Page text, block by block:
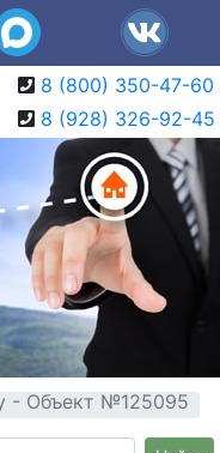
8 (800) 350-47-60
8 (928) 326-92-45
- Объект №125095